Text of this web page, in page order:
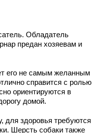
Обладатель
предан хозяевам и
его не самым желанным
справится с ролью
ориентируются в
домой.
для здоровья требуются
Шерсть собаки также